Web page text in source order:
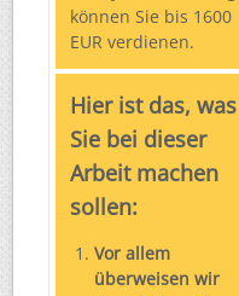
können Sie bis 1600
EUR verdienen.
Hier ist das, was
Sie bei dieser
Arbeit machen
sollen:
Vor allem
überweisen wir